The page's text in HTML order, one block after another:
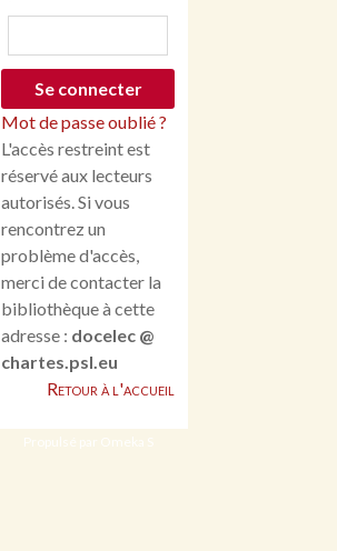
Mot de passe oublié ?
L'accès restreint est
réservé aux lecteurs
autorisés. Si vous
rencontrez un
problème d'accès,
merci de contacter la
bibliothèque à cette
adresse : docelec @
chartes.psl.eu
Retour à l'accueil
Propulsé par Omeka S